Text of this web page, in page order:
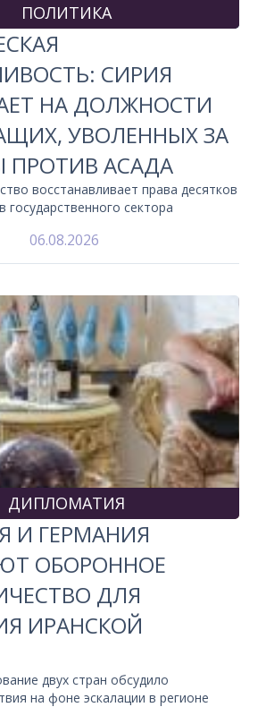
ПОЛИТИКА
СИРИЯ
НА ДОЛЖНОСТИ
УВОЛЕННЫХ ЗА
ПРОТИВ АСАДА
восстанавливает права десятков
государственного сектора
06.08.2026
ДИПЛОМАТИЯ
И ГЕРМАНИЯ
ОБОРОННОЕ
ДЛЯ
ИРАНСКОЙ
двух стран обсудило
на фоне эскалации в регионе